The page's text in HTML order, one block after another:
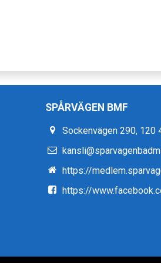
SPÅRVÄGEN BMF
Sockenvägen 290, 120
https://
https://